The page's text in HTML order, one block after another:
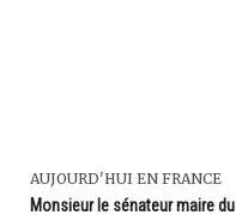
AUJOURD'HUI EN FRANCE
Monsieur le sénateur maire du